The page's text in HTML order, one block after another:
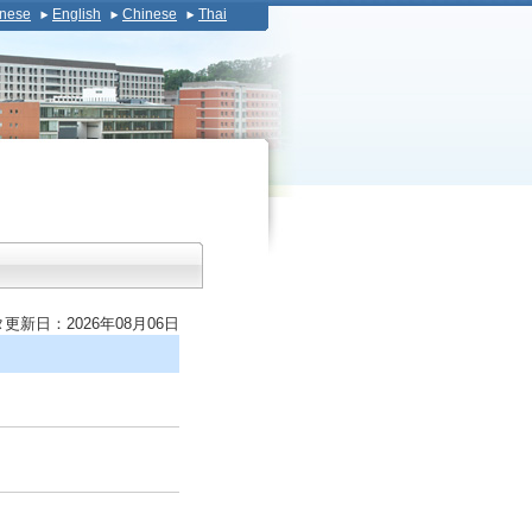
English Chinese Thai
更新日：2026年08月06日